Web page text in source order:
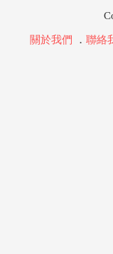
關於我們 ． 聯絡